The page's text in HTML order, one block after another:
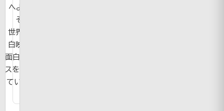
へようこ
そ！
世界の面
白映像や
面白ニュー
スを紹介し
ています。